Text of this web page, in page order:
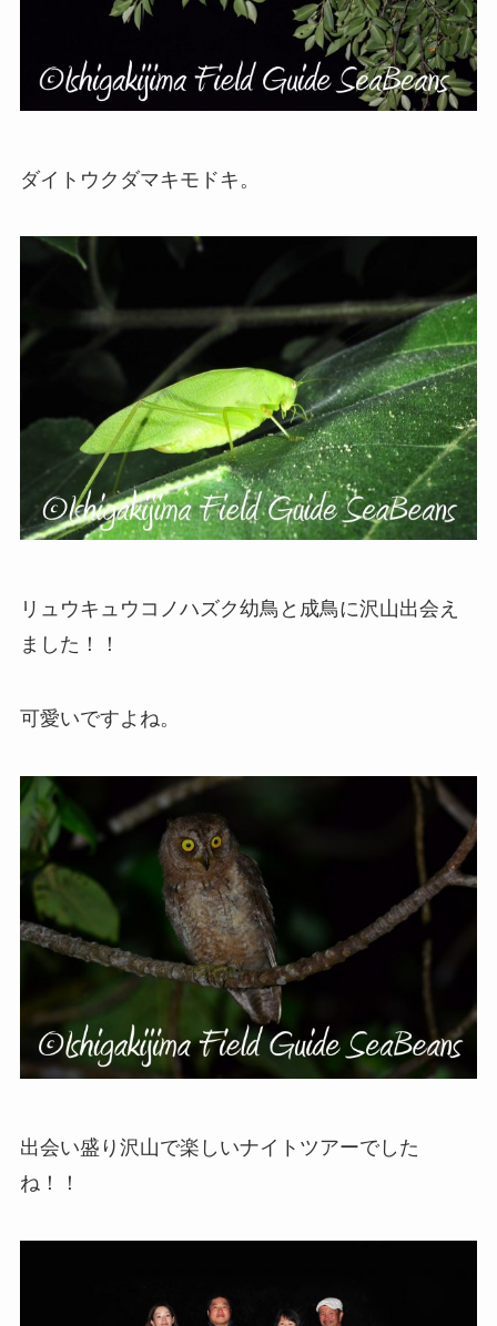
ダイトウクダマキモドキ。
リュウキュウコノハズク幼鳥と成鳥に沢山出会え
ました！！
可愛いですよね。
出会い盛り沢山で楽しいナイトツアーでした
ね！！